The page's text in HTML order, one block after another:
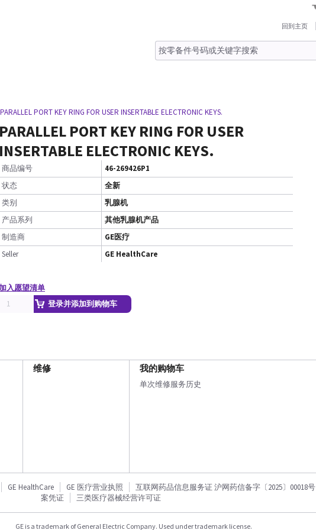
回到主页
PORT KEY RING FOR USER INSERTABLE ELECTRONIC KEYS.
PARALLEL PORT KEY RING FOR USER
INSERTABLE ELECTRONIC KEYS.
商品编号
46-269426P1
状态
全新
类别
乳腺机
产品系列
其他乳腺机产品
制造商
GE医疗
Seller
GE HealthCare
入愿望清单
登录并添加到购物车
维修 我的购物车
单次维修服务历史
GE HealthCare GE 医疗营业执照 互联网药品信息服务证 沪网药信备字〔2025〕00018号
案凭证
三类医疗器械经营许可证
GE is a trademark of General Electric Company. Used under trademark license.